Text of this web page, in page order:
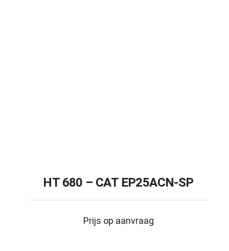
HT 680 – CAT EP25ACN-SP
Prijs op aanvraag